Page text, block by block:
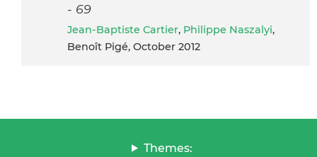
- 69
Jean-Baptiste Cartier, Philippe Naszalyi,
Benoît Pigé, October 2012
Themes: